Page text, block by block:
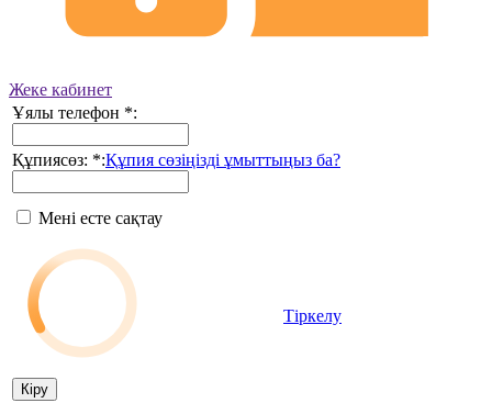
Жеке кабинет
Ұялы телефон *:
Құпиясөз: *:Құпия сөзіңізді ұмыттыңыз ба?
Мені есте сақтау
Тіркелу